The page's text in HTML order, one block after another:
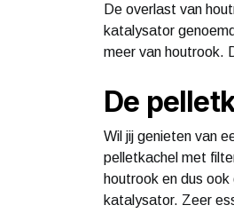
De overlast van
katalysator
meer van houtrook.
De
Wil jij genieten van
pelletkachel met
houtrook en dus
katalysator. Zeer